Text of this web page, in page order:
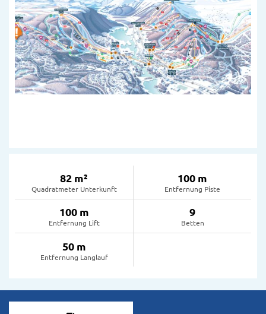
82 m²
Quadratmeter Unterkunft
100 m
Entfernung Piste
100 m
Entfernung Lift
9
Betten
50 m
Entfernung Langlauf